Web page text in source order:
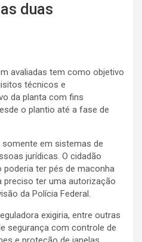
duas
avaliadas tem como objetivo
técnicos e
da planta com fins
o plantio até a fase de
em sistemas de
jurídicas. O cidadão
ter pés de maconha
preciso ter uma autorização
da Polícia Federal.
exigiria, entre outras
segurança com controle de